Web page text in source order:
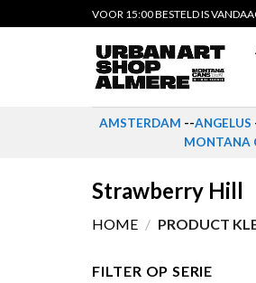
to
VOOR 15:00 BESTELD IS
AMSTERDAM --ANGELUS
MONTANA
Strawberry Hill
HOME / PRODUCT
FILTER OP SERIE